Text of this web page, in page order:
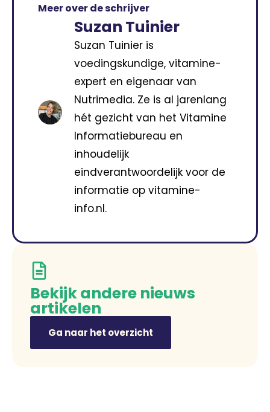
Meer over de schrijver
Suzan Tuinier
Suzan Tuinier is
voedingskundige, vitamine-
expert en eigenaar van
Nutrimedia. Ze is al jarenlang
hét gezicht van het Vitamine
Informatiebureau en
inhoudelijk
eindverantwoordelijk voor de
informatie op vitamine-
info.nl.
Bekijk andere nieuws
artikelen
Ga naar het overzicht